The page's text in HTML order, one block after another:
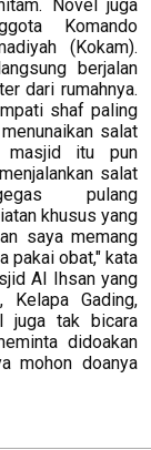
Novel juga
Komando
(Kokam).
berjalan
dari rumahnya.
shaf paling
salat
masjid itu pun
salat
pulang
khusus yang
saya memang
pakai obat," kata
Al Ihsan yang
Kelapa Gading,
juga tak bicara
didoakan
mohon doanya